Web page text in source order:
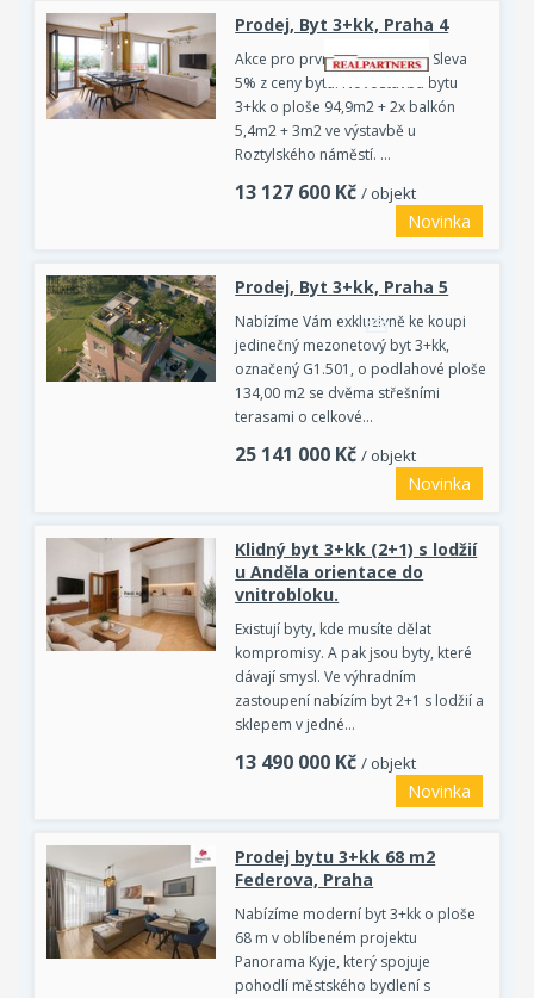
Prodej, Byt 3+kk, Praha 4
Akce pro prvních 5 zájemců - Sleva
5% z ceny bytu. Novostavba bytu
3+kk o ploše 94,9m2 + 2x balkón
5,4m2 + 3m2 ve výstavbě u
Roztylského náměstí. …
13 127 600 Kč / objekt
Novinka
Prodej, Byt 3+kk, Praha 5
Nabízíme Vám exkluzivně ke koupi
jedinečný mezonetový byt 3+kk,
označený G1.501, o podlahové ploše
134,00 m2 se dvěma střešními
terasami o celkové…
25 141 000 Kč / objekt
Novinka
Klidný byt 3+kk (2+1) s lodžií
u Anděla orientace do
vnitrobloku.
Existují byty, kde musíte dělat
kompromisy. A pak jsou byty, které
dávají smysl. Ve výhradním
zastoupení nabízím byt 2+1 s lodžií a
sklepem v jedné…
13 490 000 Kč / objekt
Novinka
Prodej bytu 3+kk 68 m2
Federova, Praha
Nabízíme moderní byt 3+kk o ploše
68 m v oblíbeném projektu
Panorama Kyje, který spojuje
pohodlí městského bydlení s